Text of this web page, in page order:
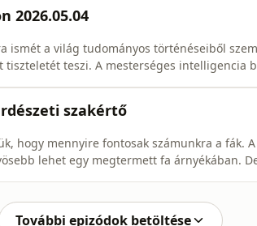
foly
2026.05.04
ismét a világ tudományos történéseiből
teszi. A mesterséges intelligencia
szakértő
hogy mennyire fontosak számunkra a fák.
lehet egy megtermett fa árnyékában.
További epizódok betöltése